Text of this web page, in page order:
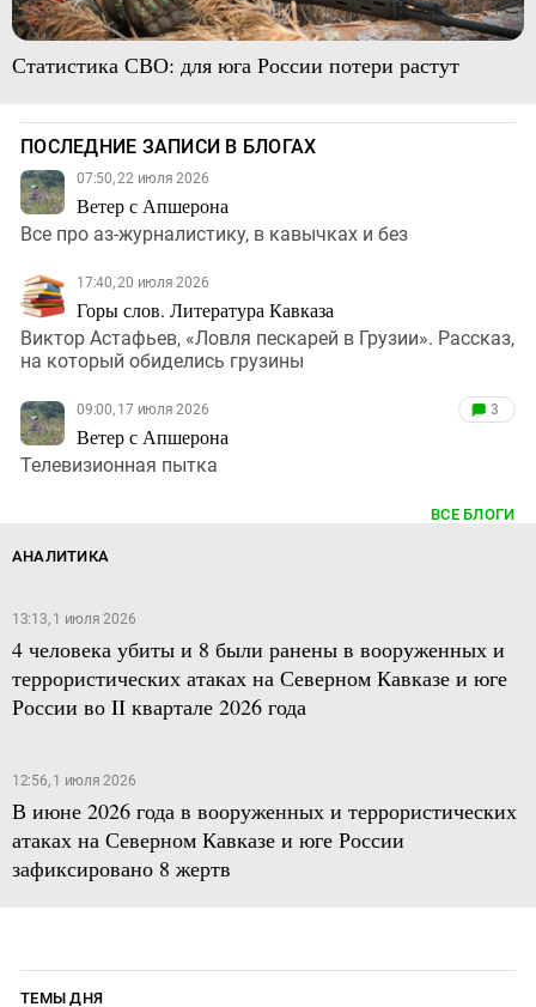
Статистика СВО: для юга России потери растут
ПОСЛЕДНИЕ ЗАПИСИ В БЛОГАХ
07:50, 22 июля 2026
Ветер с Апшерона
Все про аз-журналистику, в кавычках и без
17:40, 20 июля 2026
Горы слов. Литература Кавказа
Виктор Астафьев, «Ловля пескарей в Грузии». Рассказ,
на который обиделись грузины
09:00, 17 июля 2026
Ветер с Апшерона
3
Телевизионная пытка
ВСЕ БЛОГИ
АНАЛИТИКА
13:13, 1 июля 2026
4 человека убиты и 8 были ранены в вооруженных и
террористических атаках на Северном Кавказе и юге
России во II квартале 2026 года
12:56, 1 июля 2026
В июне 2026 года в вооруженных и террористических
атаках на Северном Кавказе и юге России
зафиксировано 8 жертв
ТЕМЫ ДНЯ